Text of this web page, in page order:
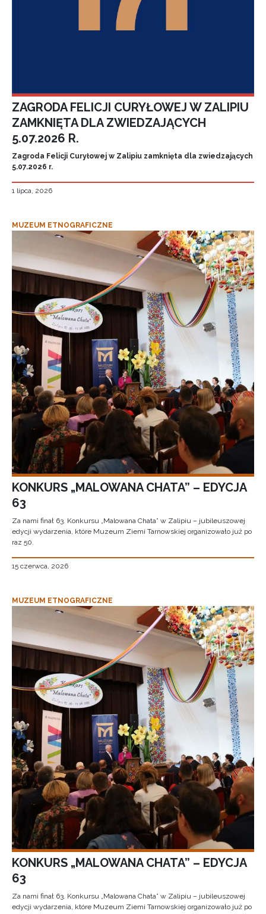
ZAGRODA FELICJI CURYŁOWEJ W ZALIPIU
ZAMKNIĘTA DLA ZWIEDZAJĄCYCH
5.07.2026 R.
Zagroda Felicji Curyłowej w Zalipiu zamknięta dla zwiedzających
5.07.2026 r.
1 lipca, 2026
MUZEUM ETNOGRAFICZNE
KONKURS „MALOWANA CHATA” – EDYCJA
63
Za nami finał 63. Konkursu „Malowana Chata” w Zalipiu – jubileuszowej
edycji wydarzenia, które Muzeum Ziemi Tarnowskiej organizowało już po
raz 50.
15 czerwca, 2026
MUZEUM ETNOGRAFICZNE
KONKURS „MALOWANA CHATA” – EDYCJA
63
Za nami finał 63. Konkursu „Malowana Chata” w Zalipiu – jubileuszowej
edycji wydarzenia, które Muzeum Ziemi Tarnowskiej organizowało już po